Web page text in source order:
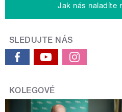
Jak nás naladíte
SLEDUJTE NÁS
KOLEGOVÉ